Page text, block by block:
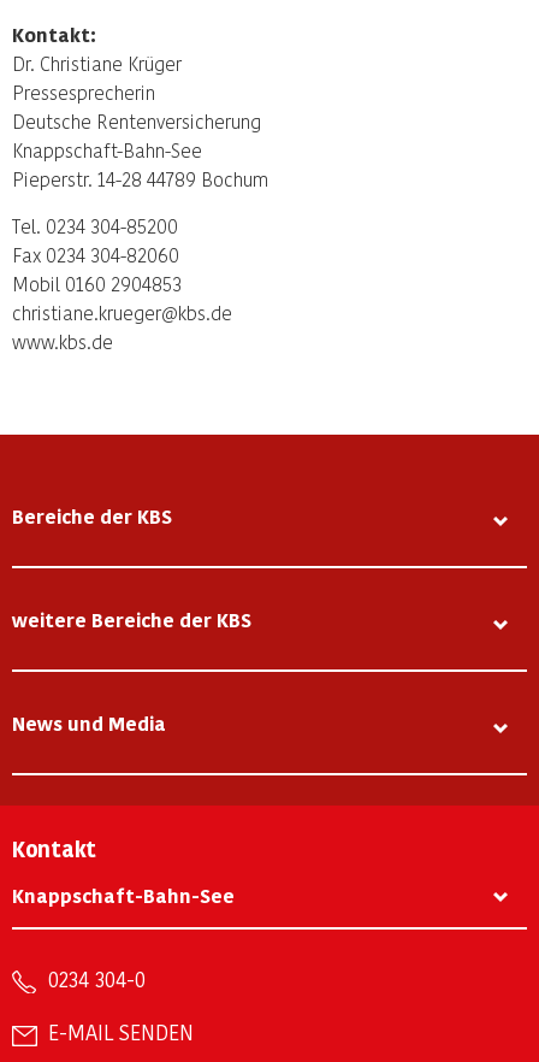
Kontakt:
Dr. Christiane Krüger
Pressesprecherin
Deutsche Rentenversicherung
Knappschaft-Bahn-See
Pieperstr. 14-28 44789 Bochum
Tel. 0234 304-85200
Fax 0234 304-82060
Mobil 0160 2904853
christiane.krueger@kbs.de
www.kbs.de
Bereiche der KBS
weitere Bereiche der KBS
News und Media
Kontakt
Knappschaft-Bahn-See
0234 304-0
E-MAIL SENDEN